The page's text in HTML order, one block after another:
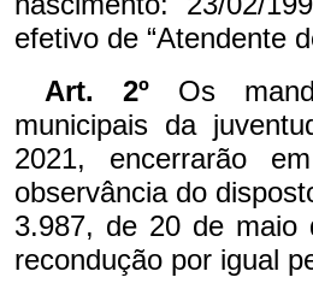
efetivo de “Atendente
Art. 2º Os
municipais da
2021, encerrarão
observância do
3.987, de 20 de maio
recondução por igual